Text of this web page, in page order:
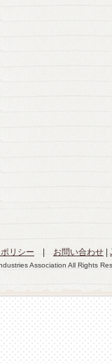
リシー お問い合わせ
Association All Rights